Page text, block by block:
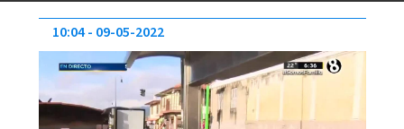
10:04 09-05-2022